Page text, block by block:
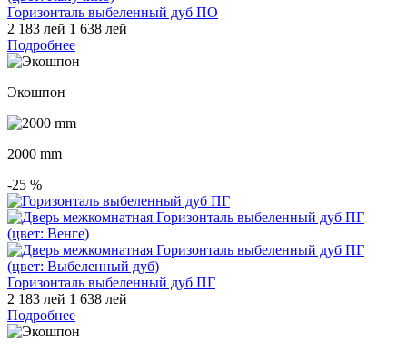
Горизонталь выбеленный дуб ПО
2 183 лей 1 638 лей
Подробнее
Экошпон
2000 mm
-25 %
Горизонталь выбеленный дуб ПГ
2 183 лей 1 638 лей
Подробнее